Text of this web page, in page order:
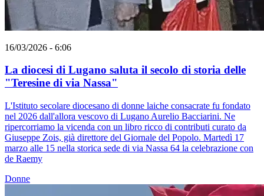
16/03/2026 - 6:06
La diocesi di Lugano saluta il secolo di storia delle
"Teresine di via Nassa"
L'Istituto secolare diocesano di donne laiche consacrate fu fondato
nel 2026 dall'allora vescovo di Lugano Aurelio Bacciarini. Ne
ripercorriamo la vicenda con un libro ricco di contributi curato da
Giuseppe Zois, già direttore del Giornale del Popolo. Martedì 17
marzo alle 15 nella storica sede di via Nassa 64 la celebrazione con
de Raemy
Donne